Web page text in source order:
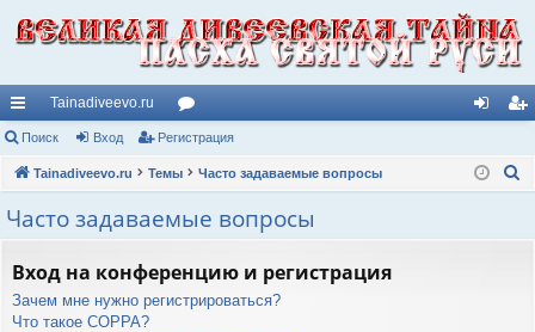
с
ы
лк
Tainadiveevo.ru
ор
ум д ис
Поиск Вход Регистрация
Tainadiveevo.ru Темы Часто задаваемые вопросы
Часто задаваемые вопросы
Вход на конференцию и регистрация
Зачем мне нужно регистрироваться?
Что такое COPPA?